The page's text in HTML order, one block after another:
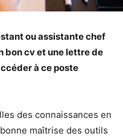
ou assistante chef
bon cv et une lettre de
à ce poste
des connaissances en
maîtrise des outils